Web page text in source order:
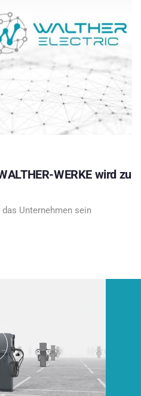
WERKE wird zu
Unternehmen sein